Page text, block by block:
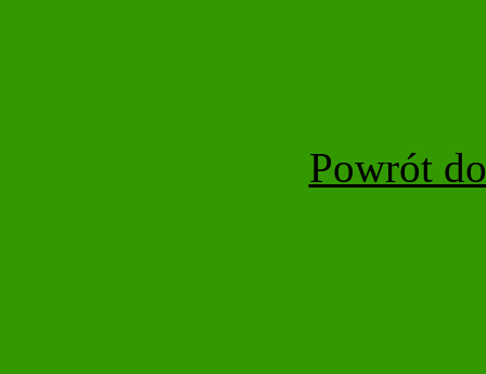
Powrót